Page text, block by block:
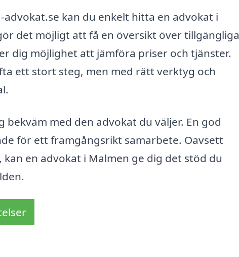
kan du enkelt hitta en advokat i
det möjligt att få en översikt över tillgängliga
dig möjlighet att jämföra priser och tjänster.
ett stort steg, men med rätt verktyg och
med den advokat du väljer. En god
för ett framgångsrikt samarbete. Oavsett
en advokat i Malmen ge dig det stöd du